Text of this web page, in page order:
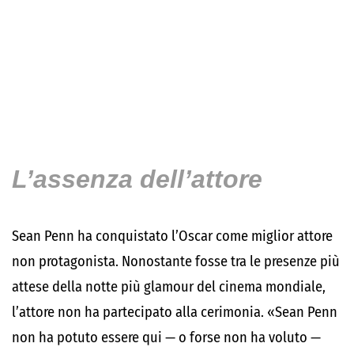
L’assenza dell’attore
Sean Penn ha conquistato l’Oscar come miglior attore
non protagonista. Nonostante fosse tra le presenze più
attese della notte più glamour del cinema mondiale,
l’attore non ha partecipato alla cerimonia. «Sean Penn
non ha potuto essere qui — o forse non ha voluto —